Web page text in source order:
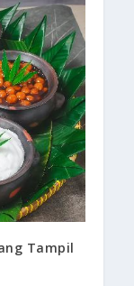
Tampil